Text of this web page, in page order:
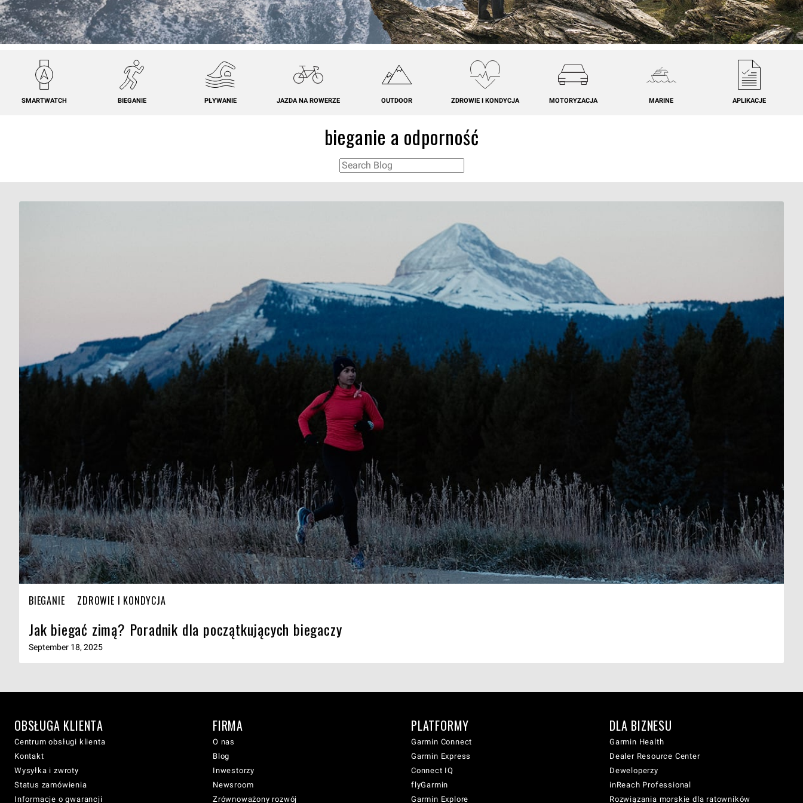
SMARTWATCH BIEGANIE PŁYWANIE JAZDA NA ROWERZE OUTDOOR ZDROWIE I KONDYCJA MOTORYZACJA MARINE APLIKACJE
bieganie a odporność
BIEGANIE ZDROWIE I KONDYCJA
Jak biegać zimą? Poradnik dla początkujących biegaczy
September 18, 2025
OBSŁUGA KLIENTA
Centrum obsługi klienta
Kontakt
Wysyłka i zwroty
Status zamówienia
Informacje o gwarancji
FIRMA
O nas
Blog
Inwestorzy
Newsroom
Zrównoważony rozwój
PLATFORMY
Garmin Connect
Garmin Express
Connect IQ
flyGarmin
Garmin Explore
DLA BIZNESU
Garmin Health
Dealer Resource Center
Deweloperzy
inReach Professional
Rozwiązania morskie dla ratowników